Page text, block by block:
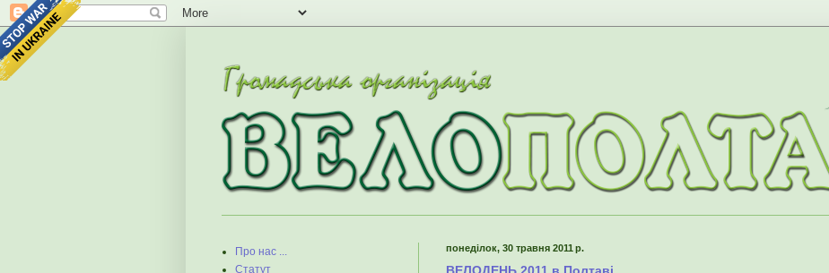
понеділок, 30 травня 2011 р.
ВЕЛОДЕНЬ 2011 в Полтаві
Про нас ...
Статут